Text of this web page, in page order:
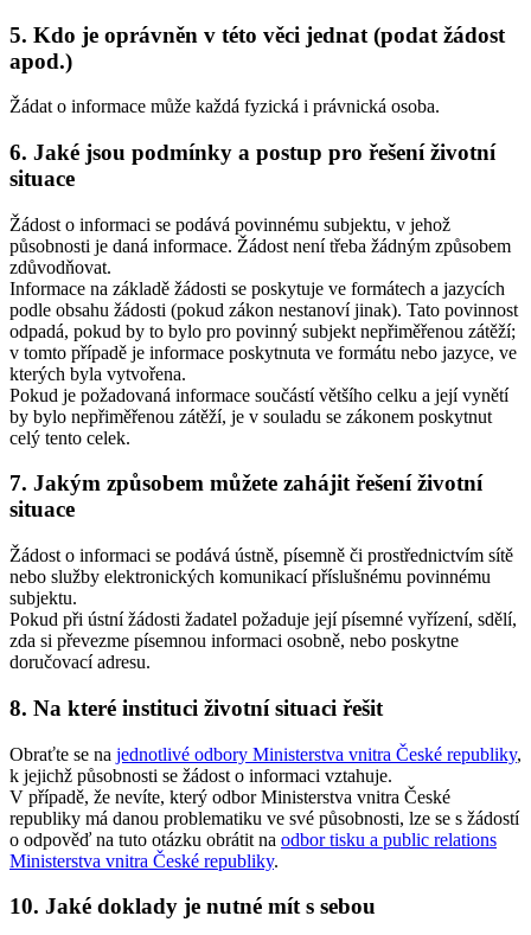
5. Kdo je oprávněn v této věci jednat (podat žádost
apod.)
Žádat o informace může každá fyzická i právnická osoba.
6. Jaké jsou podmínky a postup pro řešení životní
situace
Žádost o informaci se podává povinnému subjektu, v jehož
působnosti je daná informace. Žádost není třeba žádným způsobem
zdůvodňovat.
Informace na základě žádosti se poskytuje ve formátech a jazycích
podle obsahu žádosti (pokud zákon nestanoví jinak). Tato povinnost
odpadá, pokud by to bylo pro povinný subjekt nepřiměřenou zátěží;
v tomto případě je informace poskytnuta ve formátu nebo jazyce, ve
kterých byla vytvořena.
Pokud je požadovaná informace součástí většího celku a její vynětí
by bylo nepřiměřenou zátěží, je v souladu se zákonem poskytnut
celý tento celek.
7. Jakým způsobem můžete zahájit řešení životní
situace
Žádost o informaci se podává ústně, písemně či prostřednictvím sítě
nebo služby elektronických komunikací příslušnému povinnému
subjektu.
Pokud při ústní žádosti žadatel požaduje její písemné vyřízení, sdělí,
zda si převezme písemnou informaci osobně, nebo poskytne
doručovací adresu.
8. Na které instituci životní situaci řešit
Obraťte se na jednotlivé odbory Ministerstva vnitra České republiky,
k jejichž působnosti se žádost o informaci vztahuje.
V případě, že nevíte, který odbor Ministerstva vnitra České
republiky má danou problematiku ve své působnosti, lze se s žádostí
o odpověď na tuto otázku obrátit na odbor tisku a public relations
Ministerstva vnitra České republiky.
10. Jaké doklady je nutné mít s sebou